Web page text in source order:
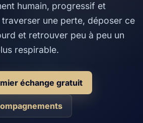
humain, progressif et
une perte, déposer ce
et retrouver peu à peu un
respirable.
échange gratuit